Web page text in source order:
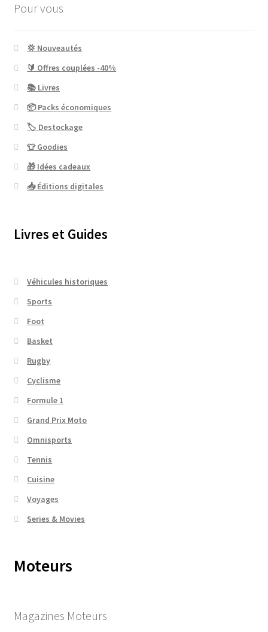
Pour vous
💢 Nouveautés
🔰 Offres couplées -40%
📚 Livres
📦 Packs économiques
🏷 Destockage
👕 Goodies
🎁 Idées cadeaux
📥 Éditions digitales
Livres et Guides
Véhicules historiques
Sports
Foot
Basket
Rugby
Cyclisme
Formule 1
Grand Prix Moto
Omnisports
Tennis
Cuisine
Voyages
Series & Movies
Moteurs
Magazines Moteurs